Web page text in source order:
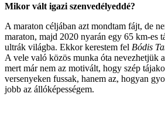
Mikor vált igazi szenvedélyeddé?
A maraton céljában azt mondtam fájt, de
maraton, majd 2020 nyarán egy 65 km-es
ultrák világba. Ekkor kerestem fel Bódis
A vele való közös munka óta nevezhetjük
mert már nem az motivált, hogy szép
versenyeken fussak, hanem az, hogyan
jobb az állóképességem.